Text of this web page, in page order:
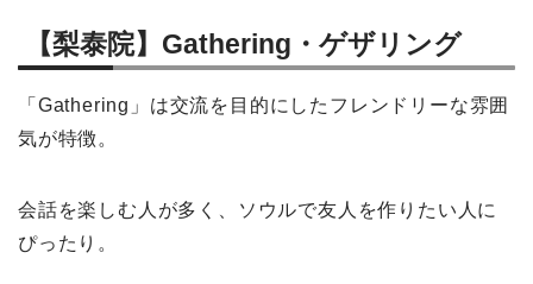
【梨泰院】Gathering・ゲザリング
「Gathering」は交流を目的にしたフレンドリーな雰囲
気が特徴。
会話を楽しむ人が多く、ソウルで友人を作りたい人に
ぴったり。